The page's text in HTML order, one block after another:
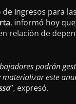
Ingresos para
, informó hoy
relación de
podrán
este
”, expresó.